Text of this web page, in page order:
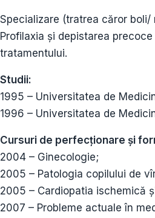
Specializare (tratrea căror
Profilaxia și depistarea
tratamentului.
Studii:
1995 – Universitatea de
1996 – Universitatea de
Cursuri de perfecţionare şi
2004 – Ginecologie;
2005 – Patologia copilului de
2005 – Cardiopatia ischemică
2007 – Probleme actuale în